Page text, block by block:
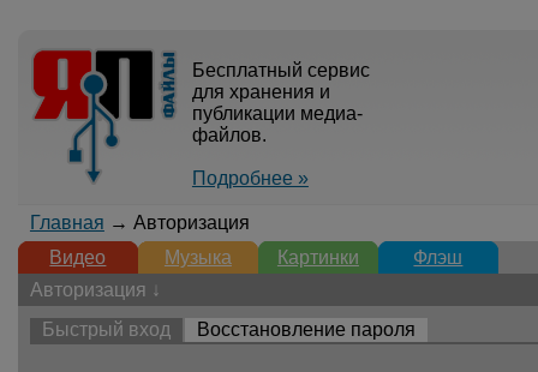
Бесплатный сервис
для хранения и
публикации медиа-
файлов.
Подробнее »
Главная → Авторизация
Видео
Музыка Картинки
Флэш
Авторизация ↓
Быстрый вход
Восстановление пароля